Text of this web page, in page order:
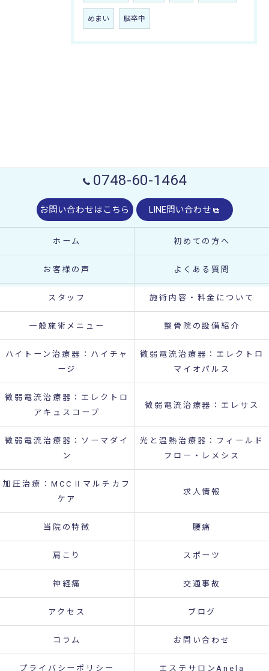
めまい 脳卒中
0748-60-1464
お問い合わせはこちら LINE問い合わせ
ホーム 初めての方へ
お客様の声 よくある質問
スタッフ 施術内容・料金について
一般施術メニュー 整骨院の設備紹介
ハイトーン治療器：ハイチャ
ージ
微弱電流治療器：エレクトロ
マイオパルス
微弱電流治療器：エレクトロ
アキュスコープ
微弱電流治療器：エレサス
微弱電流治療器：ソーマダイ
ン
光と温熱治療器：フィールド
フロー・レメシス
加圧治療：MCCⅡマルチカフ
ケア
求人情報
当院の特徴 腰痛
肩こり スポーツ
神経痛 交通事故
アクセス ブログ
コラム お問い合わせ
プライバシーポリシー エステサロンAnela